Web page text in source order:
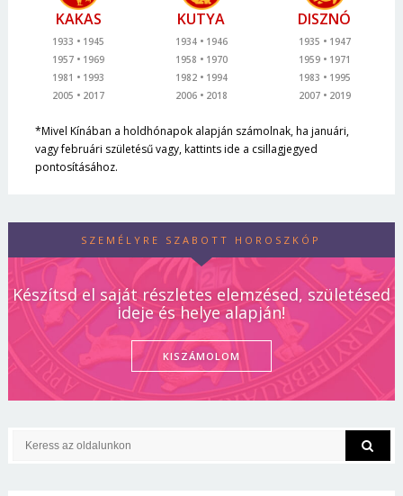
KAKAS
1933
1945
1957
1969
1981
1993
2005
2017
KUTYA
1934
1946
1958
1970
1982
1994
2006
2018
DISZNÓ
1935
1947
1959
1971
1983
1995
2007
2019
*Mivel Kínában a holdhónapok alapján számolnak, ha januári,
vagy februári születésű vagy, kattints ide a csillagjegyed
pontosításához.
SZEMÉLYRE SZABOTT HOROSZKÓP
Készítsd el saját részletes elemzésed, születésed
ideje és helye alapján!
KISZÁMOLOM